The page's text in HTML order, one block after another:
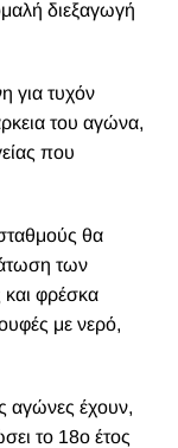
διεξαγωγή
για τυχόν
του αγώνα,
που
θα
των
φρέσκα
με νερό,
αγώνες έχουν,
το 18ο έτος